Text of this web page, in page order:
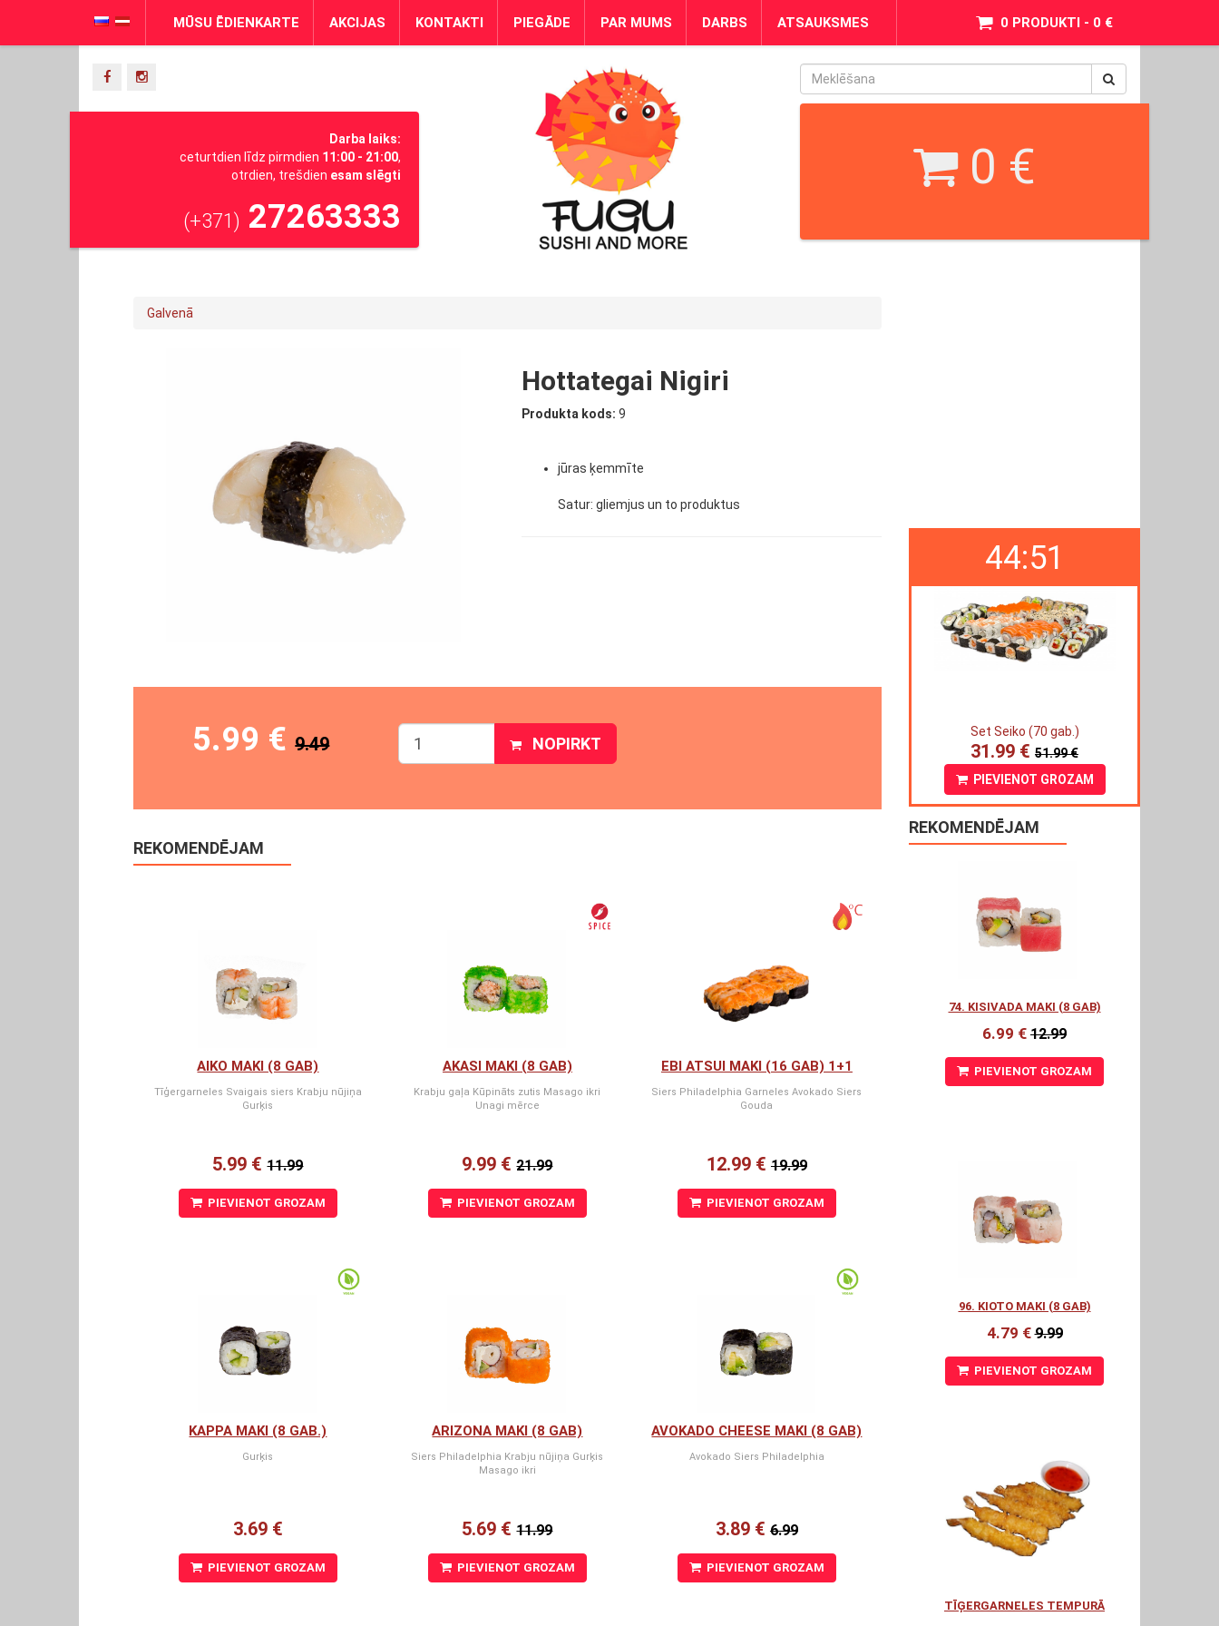
0 PRODUKTI - 0 €
MŪSU ĒDIENKARTE AKCIJAS KONTAKTI PIEGĀDE PAR MUMS DARBS ATSAUKSMES
Darba laiks:
ceturtdien līdz pirmdien 11:00 - 21:00,
otrdien, trešdien esam slēgti
(+371) 27263333
0 €
44:51
Set Seiko (70 gab.)
31.99 € 51.99 €
PIEVIENOT GROZAM
REKOMENDĒJAM
74. KISIVADA MAKI (8 GAB)
6.99 € 12.99
PIEVIENOT GROZAM
96. KIOTO MAKI (8 GAB)
4.79 €9.99
PIEVIENOT GROZAM
TĪĢERGARNELES TEMPURĀ
Galvenā
Hottategai Nigiri
Produkta kods: 9
jūras ķemmīte
Satur: gliemjus un to produktus
5.99 €9.49 NOPIRKT
REKOMENDĒJAM
AIKO MAKI (8 GAB)
Tīģergarneles Svaigais siers Krabju nūjiņa
Gurķis
5.99 €11.99
PIEVIENOT GROZAM
AKASI MAKI (8 GAB)
Krabju gaļa Kūpināts zutis Masago ikri
Unagi mērce
9.99 €21.99
PIEVIENOT GROZAM
EBI ATSUI MAKI (16 GAB) 1+1
Siers Philadelphia Garneles Avokado Siers
Gouda
12.99 € 19.99
PIEVIENOT GROZAM
KAPPA MAKI (8 GAB.)
Gurķis
3.69 €
PIEVIENOT GROZAM
ARIZONA MAKI (8 GAB)
Siers Philadelphia Krabju nūjiņa Gurķis
Masago ikri
5.69 €11.99
PIEVIENOT GROZAM
AVOKADO CHEESE MAKI (8 GAB)
Avokado Siers Philadelphia
3.89 € 6.99
PIEVIENOT GROZAM